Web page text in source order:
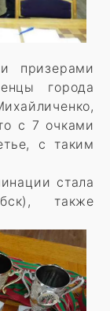
призерами
города
с 7 очками
с таким
стала
также